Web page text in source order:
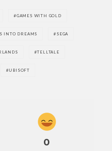
GAMES WITH GOLD
INTO DREAMS SEGA
TELLTALE
UBISOFT
0